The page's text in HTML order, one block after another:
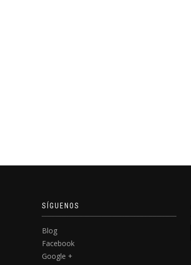
SÍGUENOS
Blog
Facebook
Google +